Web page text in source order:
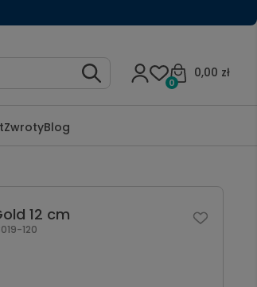
0,00 zł
0
ZwrotyBlog
12 cm
120